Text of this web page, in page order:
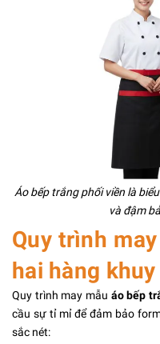
Áo bếp trắng phối viền là
và đậm
Quy trình
hai hàng
Quy trình may mẫu áo bếp
cầu sự tỉ mỉ để đảm bảo
sắc nét: